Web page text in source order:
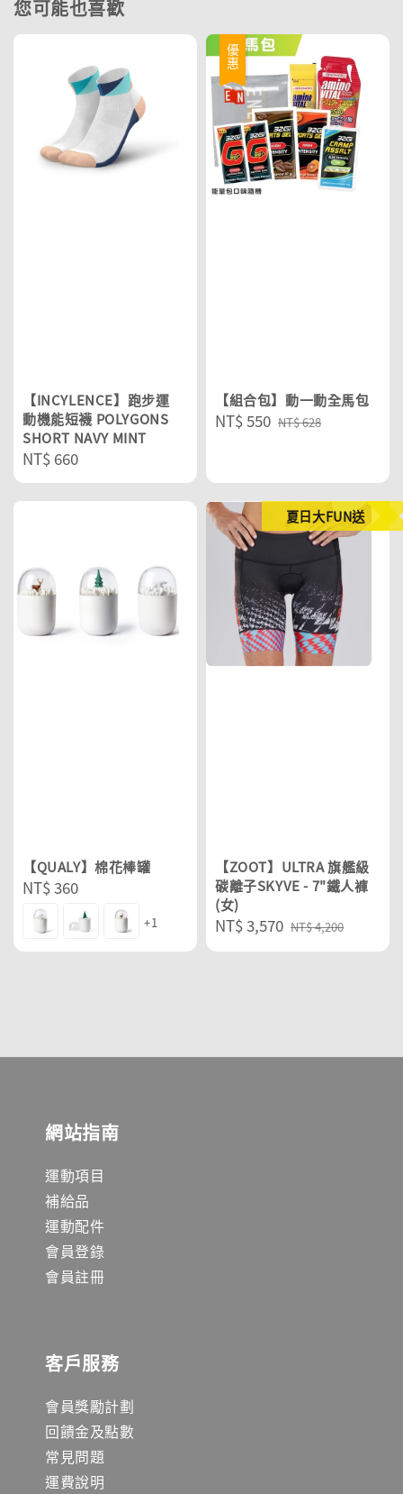
您可能也喜歡
【INCYLENCE】跑步運
動機能短襪 POLYGONS
SHORT NAVY MINT
Regular
price
NT$ 660
優惠
【組合包】動一動全馬包
Sale
NT$ 550 Regular
NT$ 628
【QUALY】棉花棒罐
Regular
price
NT$ 360
+1
夏日大FUN送
【ZOOT】ULTRA 旗艦級
碳離子SKYVE - 7"鐵人褲
(女)
Sale
price
NT$ 3,570 Regular
price
NT$ 4,200
網站指南
運動項目
補給品
運動配件
會員登錄
會員註冊
客戶服務
會員獎勵計劃
回饋金及點數
常見問題
運費說明